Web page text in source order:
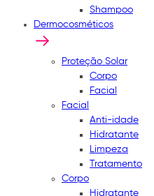
Shampoo
Dermocosméticos
Proteção Solar
Corpo
Facial
Facial
Anti-idade
Hidratante
Limpeza
Tratamento
Corpo
Hidratante